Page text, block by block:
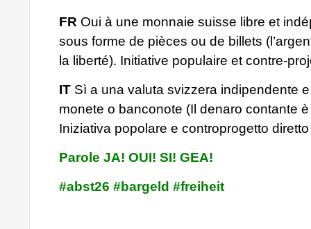
FR Oui à une monnaie suisse libre et
sous forme de pièces ou de billets
la liberté). Initiative populaire et contre-
IT Sì a una valuta svizzera indipendente
monete o banconote (Il denaro contante
Iniziativa popolare e controprogetto diretto
Parole JA! OUI! SI! GEA!
#abst26 #bargeld #freiheit